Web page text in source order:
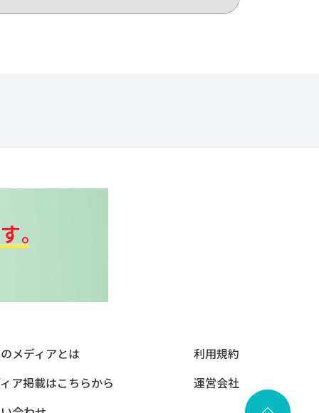
メディアとは
ア掲載はこちらから
利用規約
運営会社